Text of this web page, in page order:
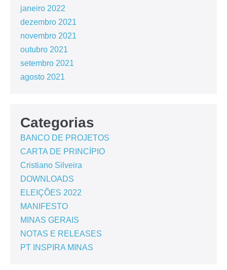
janeiro 2022
dezembro 2021
novembro 2021
outubro 2021
setembro 2021
agosto 2021
Categorias
BANCO DE PROJETOS
CARTA DE PRINCÍPIO
Cristiano Silveira
DOWNLOADS
ELEIÇÕES 2022
MANIFESTO
MINAS GERAIS
NOTAS E RELEASES
PT INSPIRA MINAS